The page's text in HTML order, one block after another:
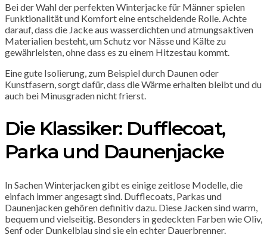
Bei der Wahl der perfekten Winterjacke für Männer spielen
Funktionalität und Komfort eine entscheidende Rolle. Achte
darauf, dass die Jacke aus wasserdichten und atmungsaktiven
Materialien besteht, um Schutz vor Nässe und Kälte zu
gewährleisten, ohne dass es zu einem Hitzestau kommt.
Eine gute Isolierung, zum Beispiel durch Daunen oder
Kunstfasern, sorgt dafür, dass die Wärme erhalten bleibt und du
auch bei Minusgraden nicht frierst.
Die Klassiker: Dufflecoat,
Parka und Daunenjacke
In Sachen Winterjacken gibt es einige zeitlose Modelle, die
einfach immer angesagt sind. Dufflecoats, Parkas und
Daunenjacken gehören definitiv dazu. Diese Jacken sind warm,
bequem und vielseitig. Besonders in gedeckten Farben wie Oliv,
Senf oder Dunkelblau sind sie ein echter Dauerbrenner.